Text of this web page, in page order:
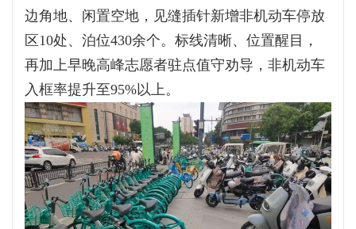
边角地、闲置空地，见缝插针新增非机动车停放
区10处、泊位430余个。标线清晰、位置醒目，
再加上早晚高峰志愿者驻点值守劝导，非机动车
入框率提升至95%以上。